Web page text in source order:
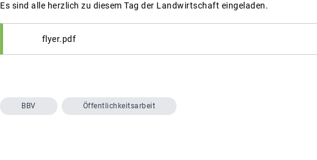
Es sind alle herzlich zu diesem Tag der Landwirtschaft eingeladen.
flyer.pdf
BBV Öffentlichkeitsarbeit